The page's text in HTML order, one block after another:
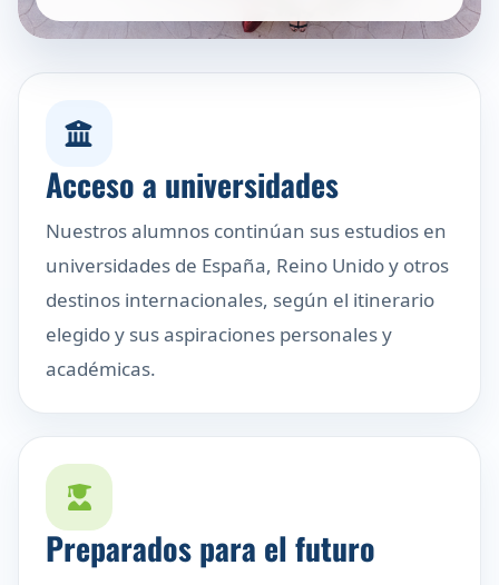
Acceso a universidades
Nuestros alumnos continúan sus estudios en
universidades de España, Reino Unido y otros
destinos internacionales, según el itinerario
elegido y sus aspiraciones personales y
académicas.
Preparados para el futuro